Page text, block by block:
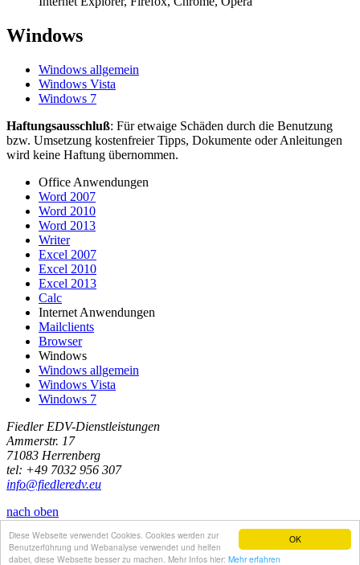
OK
Diese Webseite verwendet Cookies. Cookies werden zur
Benutzerführung und Webanalyse verwendet und helfen
dabei, diese Webseite besser zu machen. Mehr Infos hier: Mehr erfahren
Windows
Windows allgemein
Windows Vista
Windows 7
Haftungsausschluß: Für etwaige Schäden durch die Benutzung
bzw. Umsetzung kostenfreier Tipps, Dokumente oder Anleitungen
wird keine Haftung übernommen.
Office Anwendungen
Word 2007
Word 2010
Word 2013
Writer
Excel 2007
Excel 2010
Excel 2013
Calc
Internet Anwendungen
Mailclients
Browser
Windows
Windows allgemein
Windows Vista
Windows 7
Fiedler EDV-Dienstleistungen
Ammerstr. 17
71083 Herrenberg
tel: +49 7032 956 307
info@fiedleredv.eu
nach oben
sitemap|impressum|datenschutz
© by Kerstin Fiedler